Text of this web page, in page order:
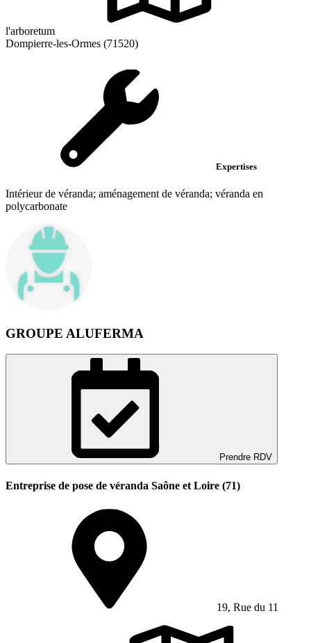
l'arboretum
Dompierre-les-Ormes (71520)
Expertises
Intérieur de véranda; aménagement de véranda; véranda en
polycarbonate
GROUPE ALUFERMA
Prendre RDV
Entreprise de pose de véranda Saône et Loire (71)
19, Rue du 11